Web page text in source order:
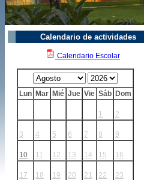
Calendario de actividades
Calendario Escolar
Lun Mar Mié Jue Vie Sáb Dom
1 2
3 4 5 6 7 8 9
10 11 12 13 14 15 16
17 18 19 20 21 22 23